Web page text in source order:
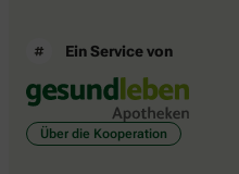
Ein Service von
Über die Kooperation